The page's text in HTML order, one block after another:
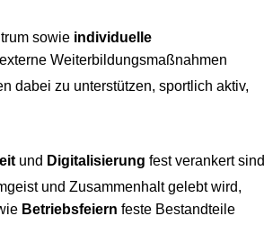
sowie individuelle
Weiterbildungsmaßnahmen
dabei zu unterstützen, sportlich aktiv,
und Digitalisierung fest verankert sind
und Zusammenhalt gelebt wird,
Betriebsfeiern feste Bestandteile